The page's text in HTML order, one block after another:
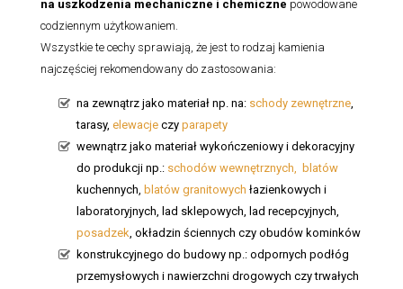
na uszkodzenia mechaniczne i chemiczne powodowane
codziennym użytkowaniem.
Wszystkie te cechy sprawiają, że jest to rodzaj kamienia
najczęściej rekomendowany do zastosowania:
na zewnątrz jako materiał np. na: schody zewnętrzne
tarasy, elewacje czy parapety
wewnątrz jako materiał wykończeniowy i dekoracyjny
do produkcji np.: schodów wewnętrznych,
blatów
kuchennych, blatów granitowych łazienkowych i
laboratoryjnych, lad sklepowych, lad recepcyjnych,
posadzek , okładzin ściennych czy obudów kominków
konstrukcyjnego do budowy np.: odpornych podłóg
przemysłowych i nawierzchni drogowych czy trwałych